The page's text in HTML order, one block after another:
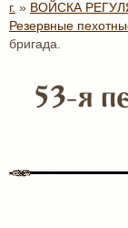
г. » ВОЙСКА
Резервные
бригада.
53-я